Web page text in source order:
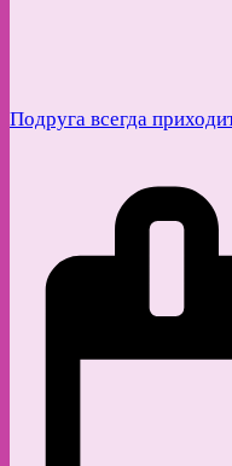
Подруга всегда